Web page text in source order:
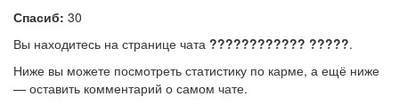
Спасиб: 30
Вы находитесь на странице чата ???????????? ?????.
Ниже вы можете посмотреть статистику по карме, а ещё ниже
— оставить комментарий о самом чате.